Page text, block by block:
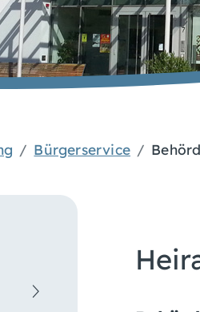
Bürgerservice